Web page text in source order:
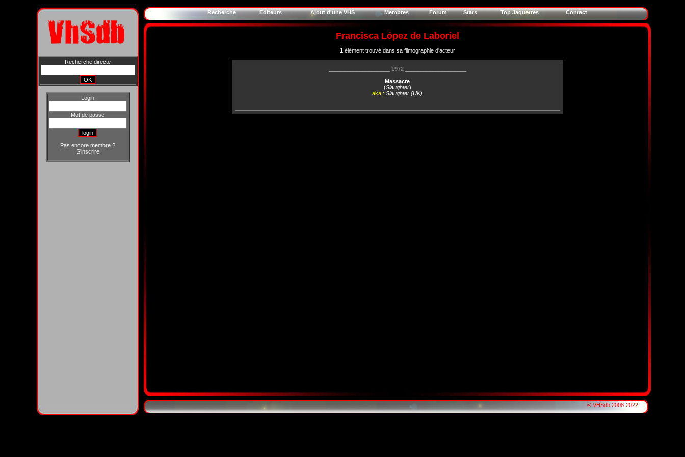
Recherche directe
Login
Mot de passe
Pas encore membre ?
S'inscrire
Recherche Editeurs Ajout d'une VHS Membres Forum Stats Top Jaquettes Contact
Francisca López de Laboriel
1élément trouvé dans sa filmographie d'acteur
1972____________________
Massacre
(Slaughter)
aka : Slaughter (UK)
© VHSdb 2008-2022